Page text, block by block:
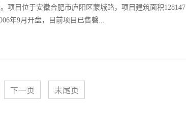
项目位于安徽合肥市庐阳区蒙城路，项目建筑面积128147
年9月开盘，目前项目已售磬...
打造，采用国际先进居住理念，将建筑和规划以生态超前
凸窗、转角凸窗全明健康户型，及复式厅高6米等经典户型
超值享受，掀起北区人居新风尚。
下一页 末尾页